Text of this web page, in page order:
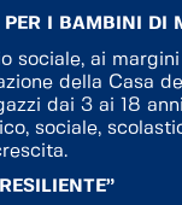
PER I BAMBINI DI
sociale, ai
della Casa
dai 3 ai 18
sociale,